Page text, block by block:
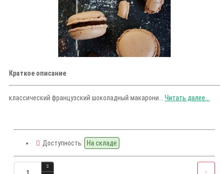
Краткое описание
классический французский шоколадный макарони... Читать далее...
Доступность: На складе